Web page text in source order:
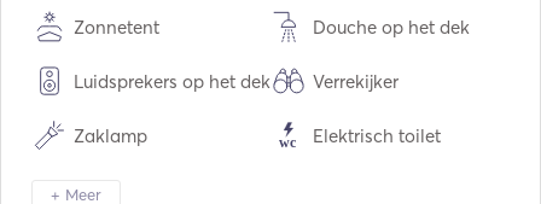
Motoren:
Type brandstof:
Consumptie:12 L / Uur
Watercapaciteit:
Capaciteit brandstof:
Max kruissnelheid:
Zonnetent Douche op het dek
Luidsprekers op het dek Verrekijker
Zaklamp Elektrisch toilet
Diepvriezer
+ Meer